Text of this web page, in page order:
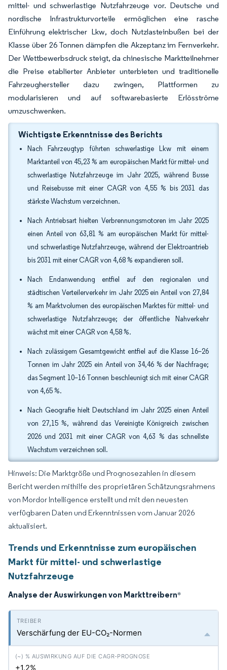
mittel- und schwerlastige Nutzfahrzeuge vor. Deutsche und
nordische Infrastrukturvorteile ermöglichen eine rasche
Einführung elektrischer Lkw, doch Nutzlasteinbußen bei der
Klasse über 26 Tonnen dämpfen die Akzeptanz im Fernverkehr.
Der Wettbewerbsdruck steigt, da chinesische Marktteilnehmer
die Preise etablierter Anbieter unterbieten und traditionelle
Fahrzeughersteller dazu zwingen, Plattformen zu
modularisieren und auf softwarebasierte Erlösströme
umzuschwenken.
Wichtigste Erkenntnisse des Berichts
Nach Fahrzeugtyp führten schwerlastige Lkw mit einem
Marktanteil von 45,23 % am europäischen Markt für mittel- und
schwerlastige Nutzfahrzeuge im Jahr 2025, während Busse
und Reisebusse mit einer CAGR von 4,55 % bis 2031 das
stärkste Wachstum verzeichnen.
Nach Antriebsart hielten Verbrennungsmotoren im Jahr 2025
einen Anteil von 63,81 % am europäischen Markt für mittel-
und schwerlastige Nutzfahrzeuge, während der Elektroantrieb
bis 2031 mit einer CAGR von 4,68 % expandieren soll.
Nach Endanwendung entfiel auf den regionalen und
städtischen Verteilerverkehr im Jahr 2025 ein Anteil von 27,84
% am Marktvolumen des europäischen Marktes für mittel- und
schwerlastige Nutzfahrzeuge; der öffentliche Nahverkehr
wächst mit einer CAGR von 4,58 %.
Nach zulässigem Gesamtgewicht entfiel auf die Klasse 16–26
Tonnen im Jahr 2025 ein Anteil von 34,46 % der Nachfrage;
das Segment 10–16 Tonnen beschleunigt sich mit einer CAGR
von 4,65 %.
Nach Geografie hielt Deutschland im Jahr 2025 einen Anteil
von 27,15 %, während das Vereinigte Königreich zwischen
2026 und 2031 mit einer CAGR von 4,63 % das schnellste
Wachstum verzeichnen soll.
Hinweis: Die Marktgröße und Prognosezahlen in diesem
Bericht werden mithilfe des proprietären Schätzungsrahmens
von Mordor Intelligence erstellt und mit den neuesten
verfügbaren Daten und Erkenntnissen vom Januar 2026
aktualisiert.
Trends und Erkenntnisse zum europäischen
Markt für mittel- und schwerlastige
Nutzfahrzeuge
Analyse der Auswirkungen von Markttreibern*
Verschärfung der EU-CO₂-Normen
+1.2%